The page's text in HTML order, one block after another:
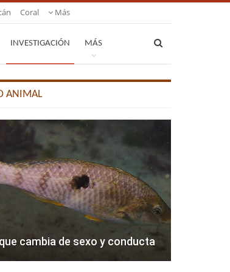
Coral Más
INVESTIGACIÓN MÁS
ANIMAL
cambia de sexo y conducta